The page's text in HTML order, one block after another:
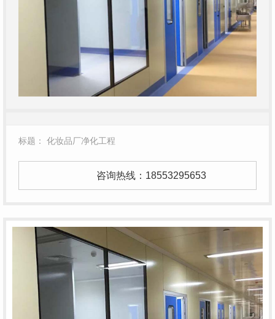
标题： 化妆品厂净化工程
咨询热线： 18553295653